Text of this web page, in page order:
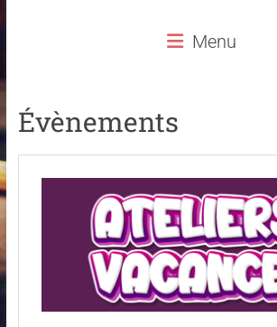
Menu
Évènements